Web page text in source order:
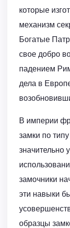
которые
механизм
Богатые
свое добро
падением
дела в
В империи
замки по
значительно
замочники
эти навыки
образцы